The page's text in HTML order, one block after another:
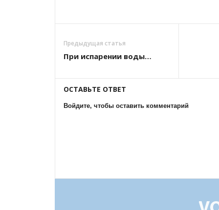
Предыдущая статья
При испарении воды…
ОСТАВЬТЕ ОТВЕТ
Войдите, чтобы оставить комментарий